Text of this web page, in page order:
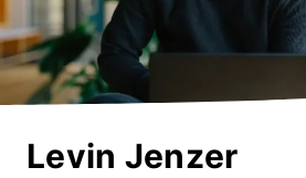
Levin Jenzer